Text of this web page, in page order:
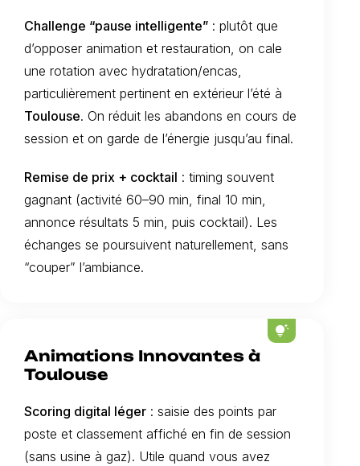
Challenge “pause intelligente” : plutôt que
d’opposer animation et restauration, on cale
une rotation avec hydratation/encas,
particulièrement pertinent en extérieur l’été à
Toulouse. On réduit les abandons en cours de
session et on garde de l’énergie jusqu’au final.
Remise de prix + cocktail : timing souvent
gagnant (activité 60–90 min, final 10 min,
annonce résultats 5 min, puis cocktail). Les
échanges se poursuivent naturellement, sans
“couper” l’ambiance.
Animations Innovantes à
Toulouse
Scoring digital léger : saisie des points par
poste et classement affiché en fin de session
(sans usine à gaz). Utile quand vous avez
tips_and_updates